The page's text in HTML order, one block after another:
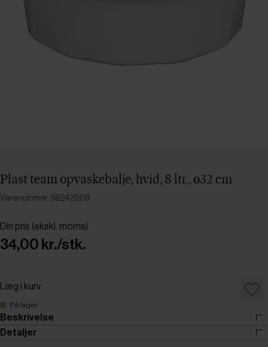
Plast team opvaskebalje, hvid, 8 ltr., ø32 cm
Varenummer: 58242008
Din pris (ekskl. moms)
34,00 kr./stk.
Læg i kurv
På lager
Beskrivelse
Detaljer